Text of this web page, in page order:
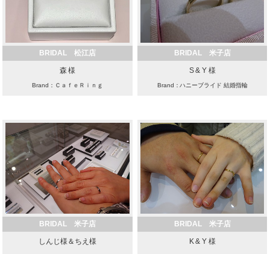
BRIDAL 松江店
森 様
Brand：ＣａｆｅＲｉｎｇ
BRIDAL 米子店
S & Y 様
Brand：ハニーブライド 結婚指輪
BRIDAL 米子店
しんじ様＆ちえ様
BRIDAL 米子店
K & Y 様